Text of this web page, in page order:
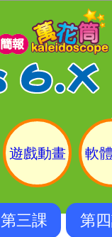
遊戲動畫 軟
第三課 第